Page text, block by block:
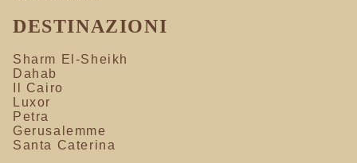
DESTINAZIONI
Sharm El-Sheikh
Dahab
Il Cairo
Luxor
Petra
Gerusalemme
Santa Caterina